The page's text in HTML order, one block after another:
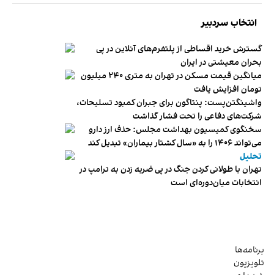
انتخاب سردبیر
گسترش خرید اقساطی از پلتفرم‌های آنلاین در پی
بحران معیشتی در ایران
میانگین قیمت مسکن در تهران به متری ۲۴۰ میلیون
تومان افزایش یافت
واشینگتن‌پست: پنتاگون برای جبران کمبود تسلیحات،
شرکت‌های دفاعی را تحت فشار گذاشت
سخنگوی کمیسیون بهداشت مجلس: حذف ارز دارو
می‌تواند ۱۴۰۶ را به «سال کشتار بیماران» تبدیل کند
تحلیل
تهران با طولانی کردن جنگ در پی ضربه زدن به ترامپ در
انتخابات میان‌دوره‌ای است
برنامه‌ها
تلویزیون